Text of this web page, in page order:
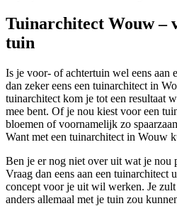
Tuinarchitect Wouw –
tuin
Is je voor- of achtertuin wel eens aan
dan zeker eens een tuinarchitect in
tuinarchitect kom je tot een resultaat
mee bent. Of je nou kiest voor een
bloemen of voornamelijk zo
Want met een tuinarchitect in Wouw
Ben je er nog niet over uit wat je nou
Vraag dan eens aan een
concept voor je uit wil werken. Je
anders allemaal met je tuin zou